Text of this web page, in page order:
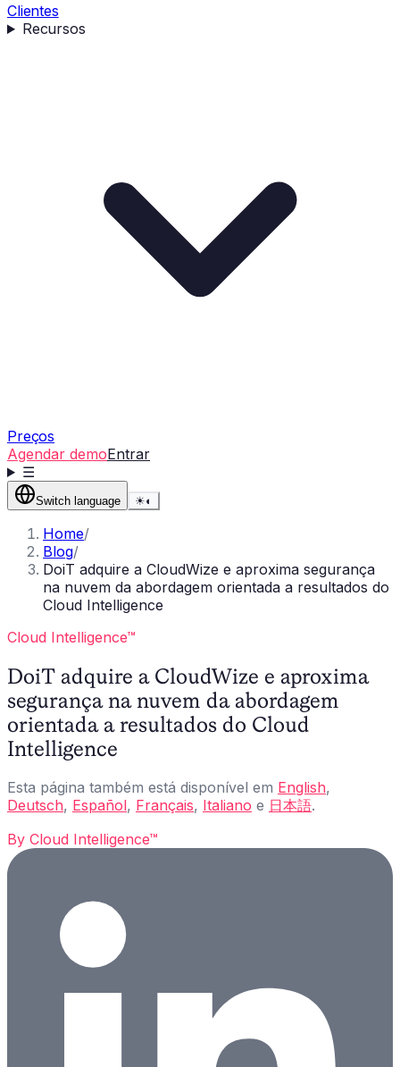
Clientes
Recursos
Preços
Agendar demoEntrar
☰
Switch language ☀◐
Home/
Blog/
DoiT adquire a CloudWize e aproxima segurança
na nuvem da abordagem orientada a resultados do
Cloud Intelligence
Cloud Intelligence™
DoiT adquire a CloudWize e aproxima
segurança na nuvem da abordagem
orientada a resultados do Cloud
Intelligence
Esta página também está disponível em English,
Deutsch, Español, Français, Italiano e 日本語.
By Cloud Intelligence™